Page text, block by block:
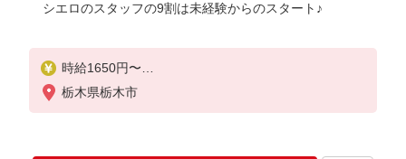
シエロのスタッフの9割は未経験からのスタート♪
時給1650円〜
※残業代支給
★交通費別途支給（規定あり）
入社祝い金10万円支給(規定有)
栃木県栃木市